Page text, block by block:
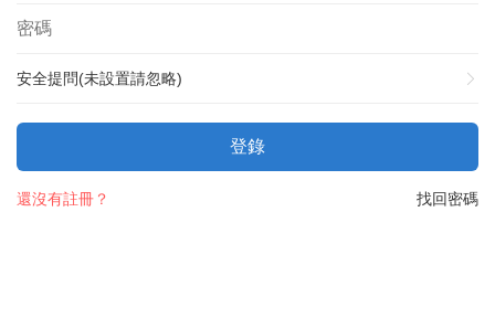
安全提問(未設置請忽略)
登錄
找回密碼
還沒有註冊？